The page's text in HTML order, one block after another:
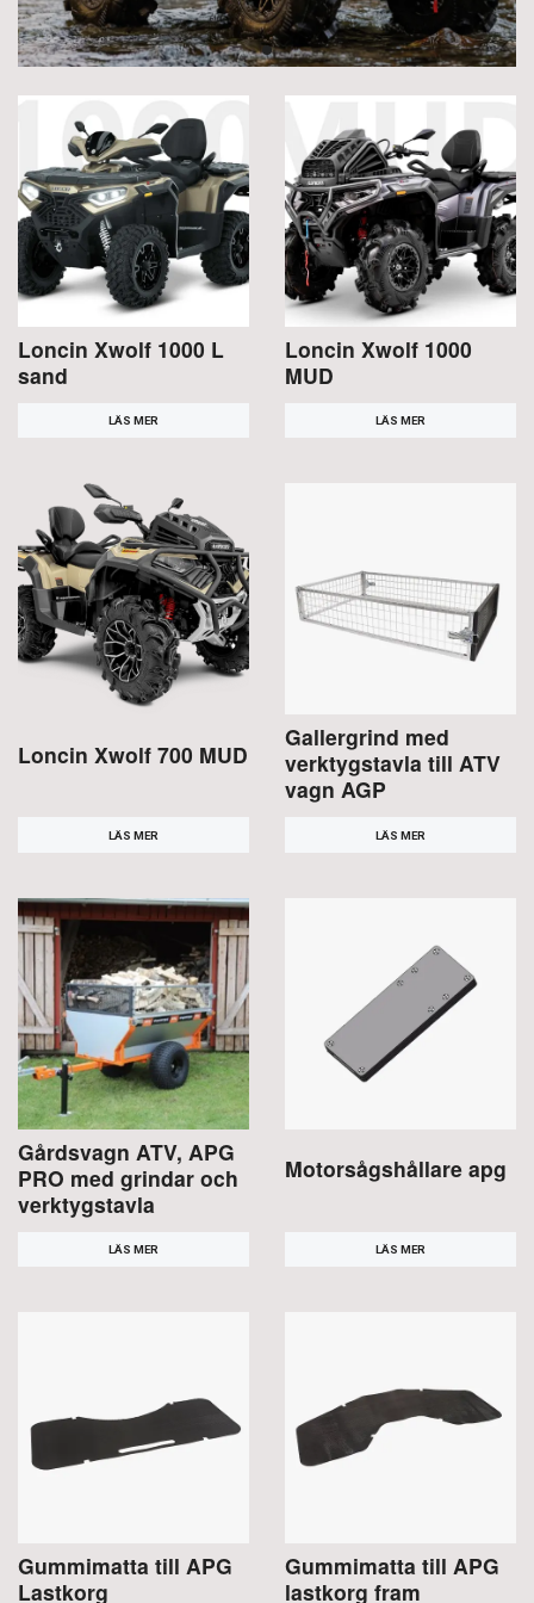
Loncin Xwolf 1000 L
sand
LÄS MER
Loncin Xwolf 1000
MUD
LÄS MER
Loncin Xwolf 700 MUD
LÄS MER
Gallergrind med
verktygstavla till ATV
vagn AGP
LÄS MER
Gårdsvagn ATV, APG
PRO med grindar och
verktygstavla
LÄS MER
Motorsågshållare apg
LÄS MER
Gummimatta till APG
Lastkorg
Gummimatta till APG
lastkorg fram